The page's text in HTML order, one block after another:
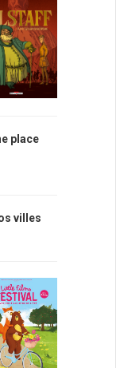
place
villes